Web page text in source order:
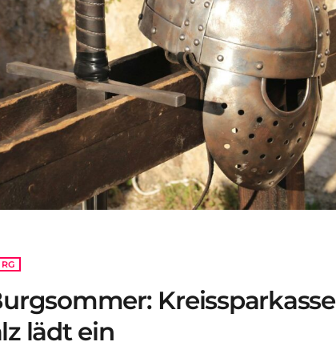
Kreissparkasse
lädt ein